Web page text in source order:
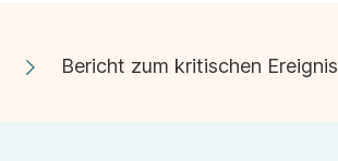
Bericht zum kritischen Ereignis